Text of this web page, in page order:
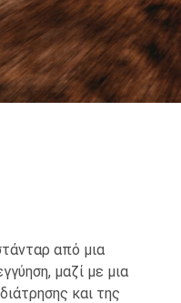
από μια
μαζί με μια
και της